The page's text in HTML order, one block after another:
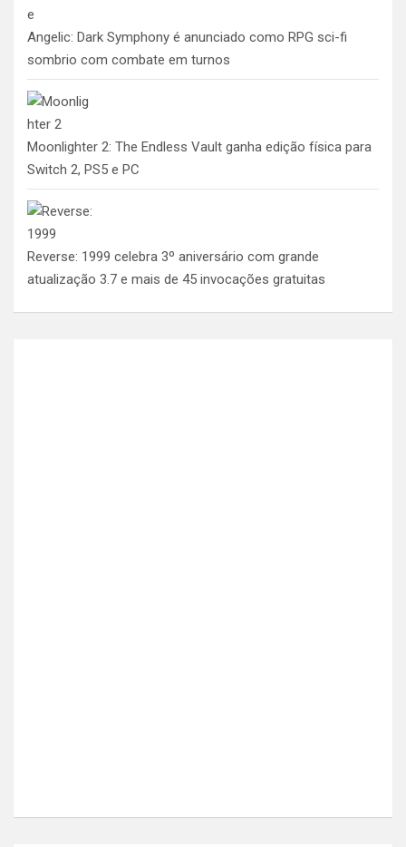
Angelic: Dark Symphony é anunciado como RPG sci-fi
sombrio com combate em turnos
Moonlighter 2: The Endless Vault ganha edição física para
Switch 2, PS5 e PC
Reverse: 1999 celebra 3º aniversário com grande
atualização 3.7 e mais de 45 invocações gratuitas